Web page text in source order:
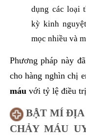
dụng các loại
kỳ kinh
mọc nhiều và
Phương pháp này
cho hàng nghìn chị
máuvới tỷ lệ điều trị
BẬT MÍ ĐỊA
CHẢY MÁU